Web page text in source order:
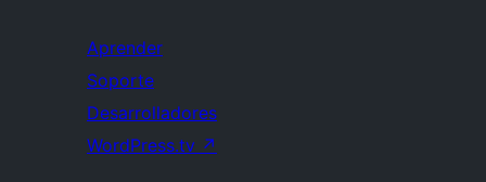
Aprender
Soporte
Desarrolladores
WordPress.tv ↗